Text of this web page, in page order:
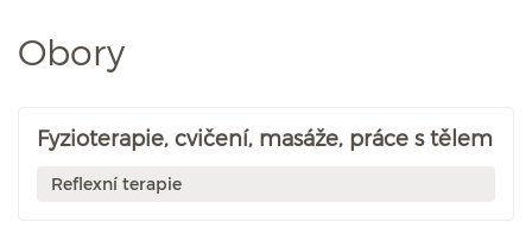
Obory
Fyzioterapie, cvičení, masáže, práce s tělem
Reflexní terapie